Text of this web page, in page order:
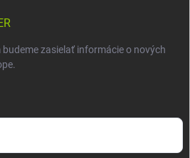
zasielať informácie o nových